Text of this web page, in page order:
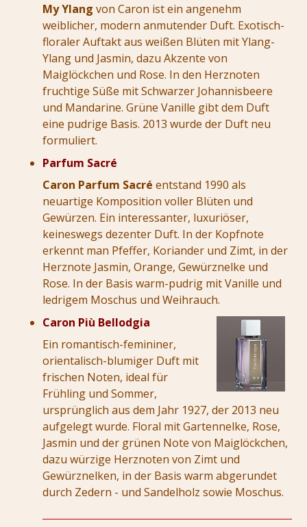
My Ylang von Caron ist ein angenehm
weiblicher, modern anmutender Duft. Exotisch-
floraler Auftakt aus weißen Blüten mit Ylang-
Ylang und Jasmin, dazu Akzente von
Maiglöckchen und Rose. In den Herznoten
fruchtige Süße mit Schwarzer Johannisbeere
und Mandarine. Grüne Vanille gibt dem Duft
eine pudrige Basis. 2013 wurde der Duft neu
formuliert.
Parfum Sacré
Caron Parfum Sacré entstand 1990 als
neuartige Komposition voller Blüten und
Gewürzen. Ein interessanter, luxuriöser,
keineswegs dezenter Duft. In der Kopfnote
erkennt man Pfeffer, Koriander und Zimt, in der
Herznote Jasmin, Orange, Gewürznelke und
Rose. In der Basis warm-pudrig mit Vanille und
ledrigem Moschus und Weihrauch.
Caron Più Bellodgia
Ein romantisch-femininer,
orientalisch-blumiger Duft mit
frischen Noten, ideal für
Frühling und Sommer,
ursprünglich aus dem Jahr 1927, der 2013 neu
aufgelegt wurde. Floral mit Gartennelke, Rose,
Jasmin und der grünen Note von Maiglöckchen,
dazu würzige Herznoten von Zimt und
Gewürznelken, in der Basis warm abgerundet
durch Zedern - und Sandelholz sowie Moschus.